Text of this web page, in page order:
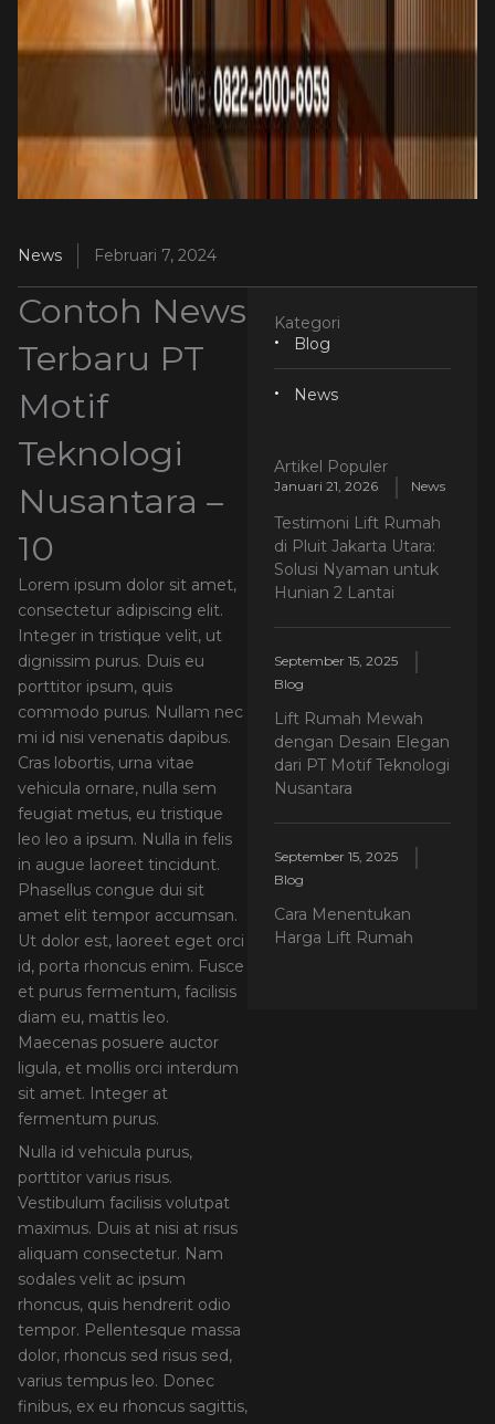
News Februari 7, 2024
Contoh News
Terbaru PT
Motif
Teknologi
Nusantara –
10
Lorem ipsum dolor sit amet,
consectetur adipiscing elit.
Integer in tristique velit, ut
dignissim purus. Duis eu
porttitor ipsum, quis
commodo purus. Nullam nec
mi id nisi venenatis dapibus.
Cras lobortis, urna vitae
vehicula ornare, nulla sem
feugiat metus, eu tristique
leo leo a ipsum. Nulla in felis
in augue laoreet tincidunt.
Phasellus congue dui sit
amet elit tempor accumsan.
Ut dolor est, laoreet eget orci
id, porta rhoncus enim. Fusce
et purus fermentum, facilisis
diam eu, mattis leo.
Maecenas posuere auctor
ligula, et mollis orci interdum
sit amet. Integer at
fermentum purus.
Nulla id vehicula purus,
porttitor varius risus.
Vestibulum facilisis volutpat
maximus. Duis at nisi at risus
aliquam consectetur. Nam
sodales velit ac ipsum
rhoncus, quis hendrerit odio
tempor. Pellentesque massa
dolor, rhoncus sed risus sed,
varius tempus leo. Donec
finibus, ex eu rhoncus sagittis,
Kategori
Blog
News
Artikel Populer
Testimoni Lift Rumah
di Pluit Jakarta Utara:
Solusi Nyaman untuk
Hunian 2 Lantai
Januari 21, 2026 News
Lift Rumah Mewah
dengan Desain Elegan
dari PT Motif Teknologi
Nusantara
September 15, 2025
Blog
Cara Menentukan
Harga Lift Rumah
September 15, 2025
Blog